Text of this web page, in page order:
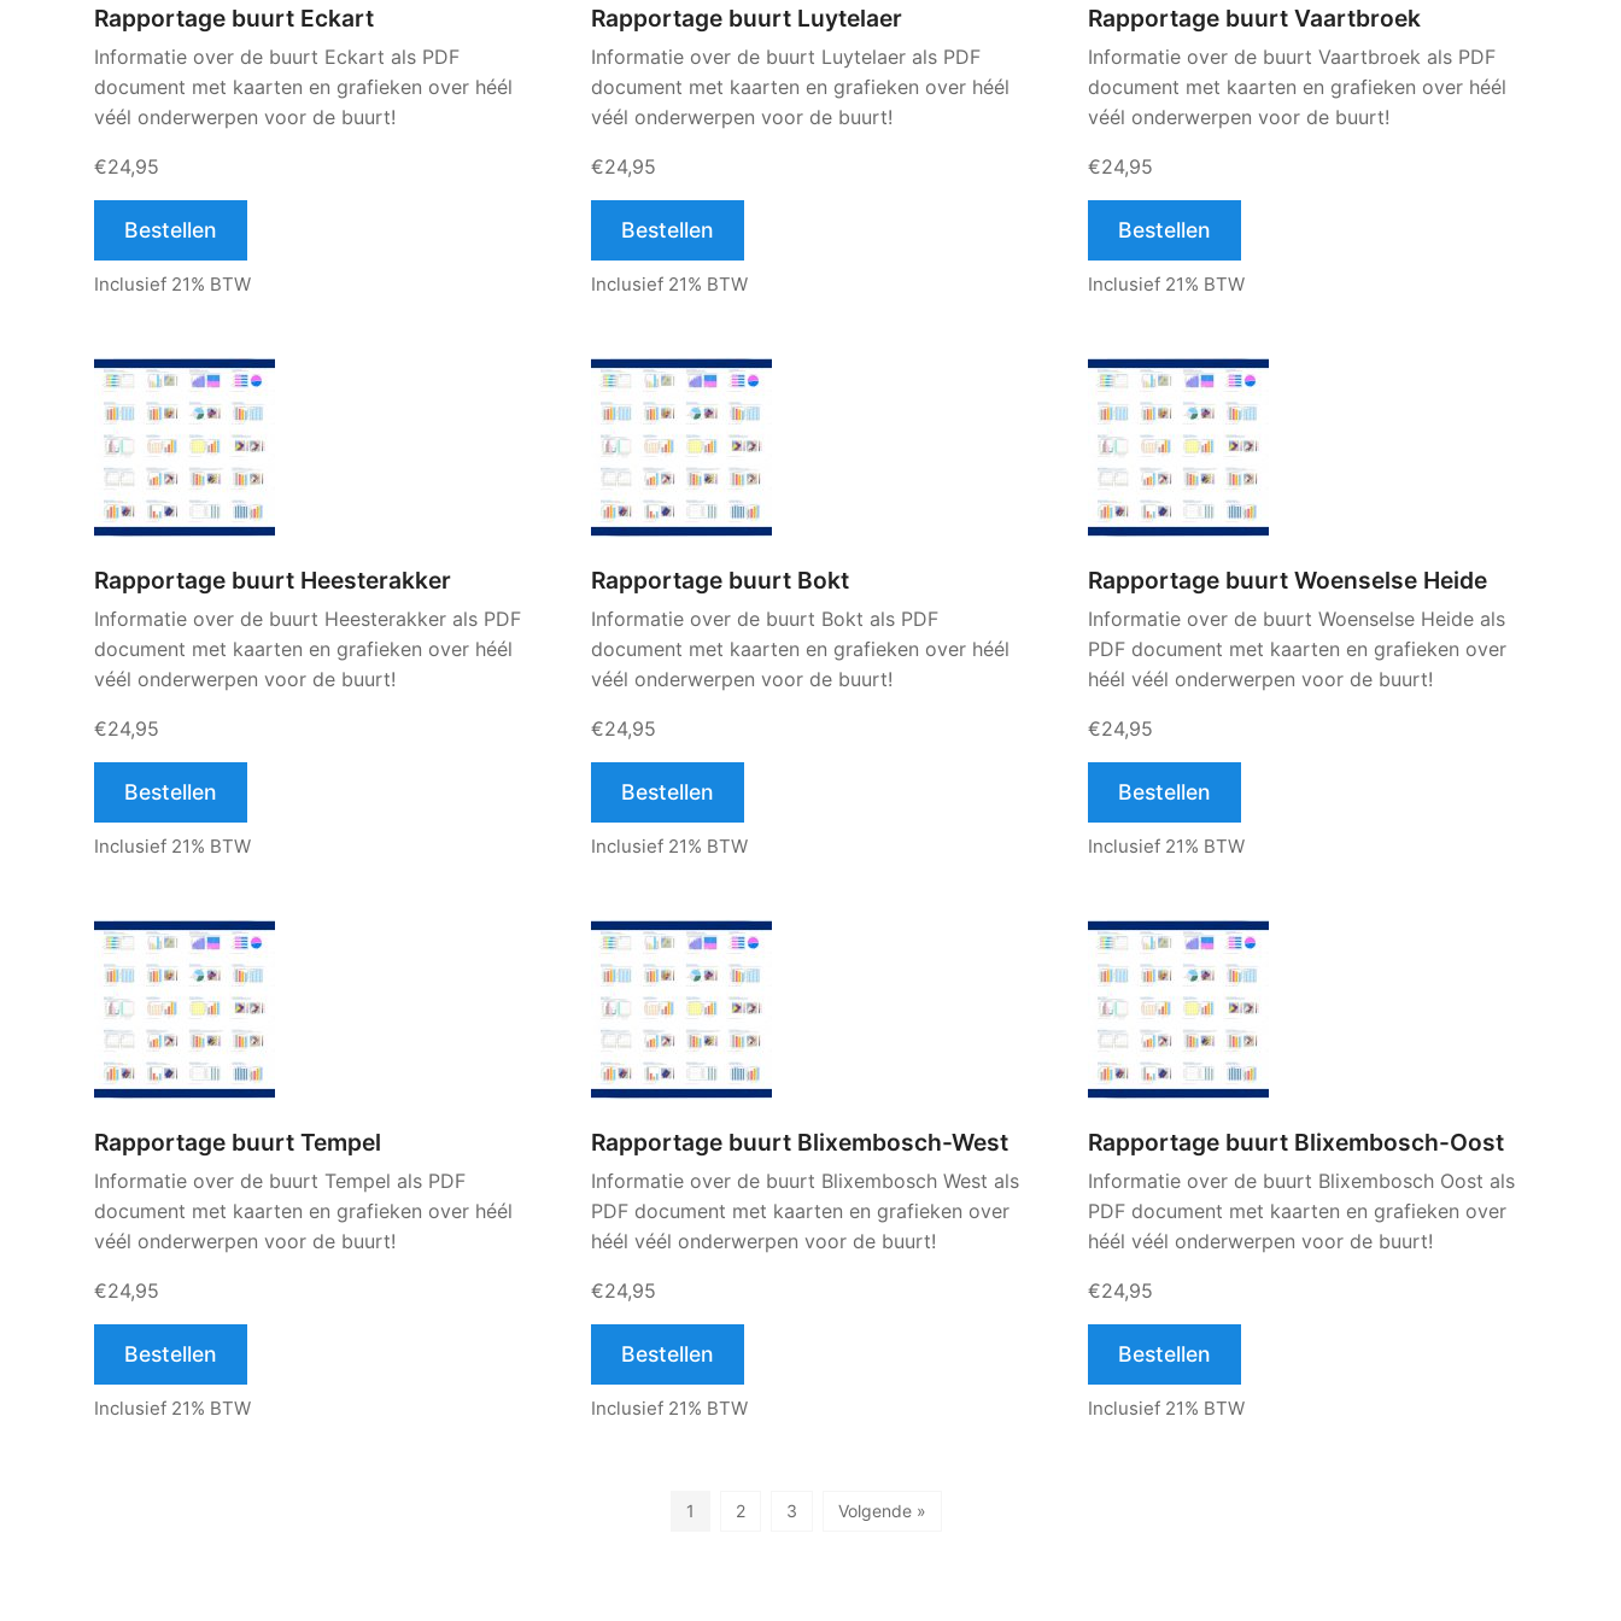
Rapportage buurt Eckart
Informatie over de buurt Eckart als PDF
document met kaarten en grafieken over héél
véél onderwerpen voor de buurt!
€24,95
Bestellen
Inclusief 21% BTW
Rapportage buurt Luytelaer
Informatie over de buurt Luytelaer als PDF
document met kaarten en grafieken over héél
véél onderwerpen voor de buurt!
€24,95
Bestellen
Inclusief 21% BTW
Rapportage buurt Vaartbroek
Informatie over de buurt Vaartbroek als PDF
document met kaarten en grafieken over héél
véél onderwerpen voor de buurt!
€24,95
Bestellen
Inclusief 21% BTW
Rapportage buurt Heesterakker
Informatie over de buurt Heesterakker als PDF
document met kaarten en grafieken over héél
véél onderwerpen voor de buurt!
€24,95
Bestellen
Inclusief 21% BTW
Rapportage buurt Bokt
Informatie over de buurt Bokt als PDF
document met kaarten en grafieken over héél
véél onderwerpen voor de buurt!
€24,95
Bestellen
Inclusief 21% BTW
Rapportage buurt Woenselse Heide
Informatie over de buurt Woenselse Heide als
PDF document met kaarten en grafieken over
héél véél onderwerpen voor de buurt!
€24,95
Bestellen
Inclusief 21% BTW
Rapportage buurt Tempel
Informatie over de buurt Tempel als PDF
document met kaarten en grafieken over héél
véél onderwerpen voor de buurt!
€24,95
Bestellen
Inclusief 21% BTW
Rapportage buurt Blixembosch-West
Informatie over de buurt Blixembosch West als
PDF document met kaarten en grafieken over
héél véél onderwerpen voor de buurt!
€24,95
Bestellen
Inclusief 21% BTW
Rapportage buurt Blixembosch-Oost
Informatie over de buurt Blixembosch Oost als
PDF document met kaarten en grafieken over
héél véél onderwerpen voor de buurt!
€24,95
Bestellen
Inclusief 21% BTW
1 2 3 Volgende »